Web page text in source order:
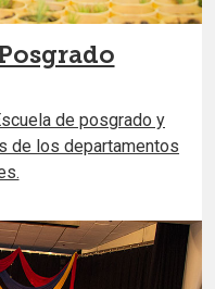
de posgrado y
de los departamentos